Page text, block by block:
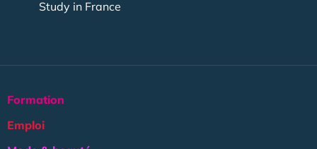
Study in France
Formation
Emploi